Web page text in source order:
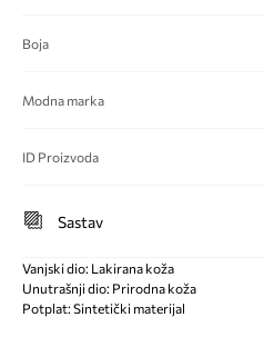
Boja
Modna marka
ID Proizvoda
Sastav
Vanjski dio: Lakirana koža
Unutrašnji dio: Prirodna koža
Potplat: Sintetički materijal